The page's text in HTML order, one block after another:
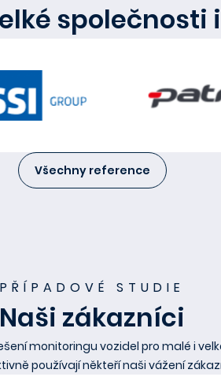
společnosti
Všechny reference
PŘÍPADOVÉ STUDIE
Naši zákazníci
monitoringu vozidel pro malé i
používají někteří naši vážení